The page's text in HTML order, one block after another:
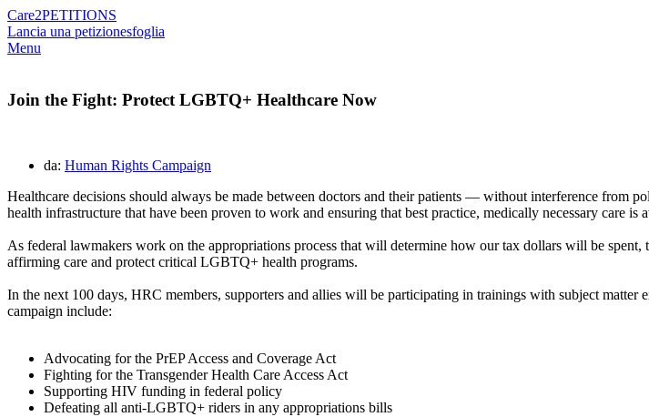
Care2PETITIONS
Lancia una petizionesfoglia
Menu
Join the Fight: Protect LGBTQ+ Healthcare Now
da: Human Rights Campaign
Healthcare decisions should always be made between doctors and their patients — without interference from
health infrastructure that have been proven to work and ensuring that best practice, medically necessary care is
As federal lawmakers work on the appropriations process that will determine how our tax dollars will be
affirming care and protect critical LGBTQ+ health programs.
In the next 100 days, HRC members, supporters and allies will be participating in trainings with subject
campaign include:
Advocating for the PrEP Access and Coverage Act
Fighting for the Transgender Health Care Access Act
Supporting HIV funding in federal policy
Defeating all anti-LGBTQ+ riders in any appropriations bills